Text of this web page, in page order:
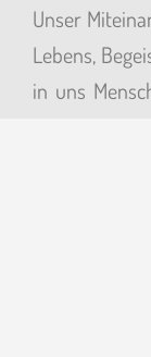
Unser
Lebens,
in uns
Umgang mit